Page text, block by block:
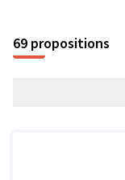
69 propositions